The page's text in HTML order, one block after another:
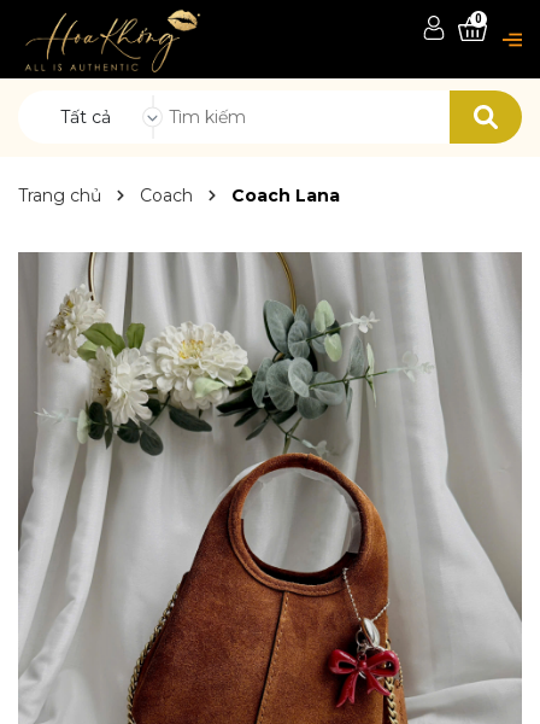
Tất cả
0
Trang chủ Coach Coach Lana